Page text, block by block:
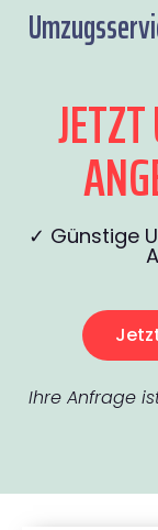
✓ Günstige
Ihre Anfrage